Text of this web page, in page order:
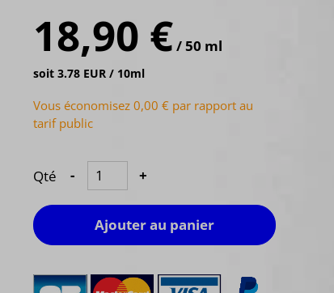
18,90 €/ 50 ml
soit 3.78 EUR / 10ml
Vous économisez 0,00 € par rapport au
tarif public
Qté - +
Ajouter au panier